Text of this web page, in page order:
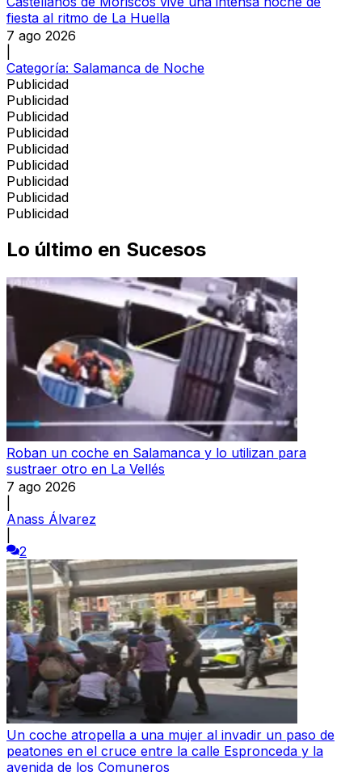
fiesta al ritmo de La Huella
7 ago 2026
Categoría: Salamanca de Noche
Publicidad
Publicidad
Publicidad
Publicidad
Publicidad
Publicidad
Publicidad
Publicidad
Publicidad
Lo último en Sucesos
Roban un coche en Salamanca y lo utilizan para
sustraer otro en La Vellés
7 ago 2026
Anass Álvarez
2
Un coche atropella a una mujer al invadir un paso de
peatones en el cruce entre la calle Espronceda y la
avenida de los Comuneros